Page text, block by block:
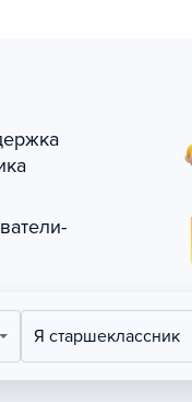
Я старшеклассник